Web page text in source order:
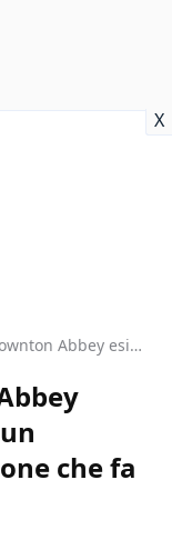
X
Il castello di Downton Abbey esiste davvero e cerca un maggiordomo: l'occasione che fa sognare i fan
che fa